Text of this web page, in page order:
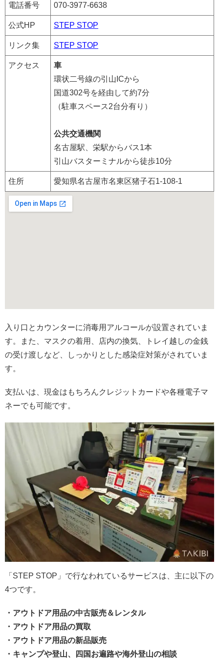
電話番号 070-3977-6638
公式HP STEP STOP
リンク集 STEP STOP
アクセス
車
環状二号線の引山ICから
国道302号を経由して約7分
（駐車スペース2台分有り）
公共交通機関
名古屋駅、栄駅からバス1本
引山バスターミナルから徒歩10分
住所 愛知県名古屋市名東区猪子石1-108-1
入り口とカウンターに消毒用アルコールが設置されていま
す。また、マスクの着用、店内の換気、トレイ越しの金銭
の受け渡しなど、しっかりとした感染症対策がされていま
す。
支払いは、現金はもちろんクレジットカードや各種電子マ
ネーでも可能です。
「STEP STOP」で行なわれているサービスは、主に以下の
4つです。
・アウトドア用品の中古販売＆レンタル
・アウトドア用品の買取
・アウトドア用品の新品販売
・キャンプや登山、四国お遍路や海外登山の相談